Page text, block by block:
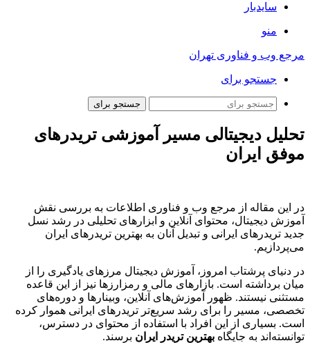
سایدبار
منو
مرجع وب و فناوری تهران
جستجو برای
جستجو برای
تحلیل دیجیتالی مسیر آموزشی تریدرهای
موفق ایران
در این مقاله از مرجع وب و فناوری اطلاعات به بررسی نقش
آموزش دیجیتال، محتوای آنلاین و ابزارهای تحلیلی در رشد نسل
جدید تریدرهای ایرانی و تبدیل آنان به بهترین تریدرهای ایران
می‌پردازیم.
در دنیای پرشتاب امروز، آموزش دیجیتال مرزهای یادگیری را از
میان برداشته است. بازارهای مالی و رمزارزها نیز از این قاعده
مستثنی نیستند. ظهور آموزش‌های آنلاین، وبینارها و دوره‌های
تخصصی، مسیر را برای رشد سریع‌تر تریدرهای ایرانی هموار کرده
است. بسیاری از این افراد با استفاده از محتوای در دسترس،
توانسته‌اند به جایگاه بهترین تریدر ایران برسند.